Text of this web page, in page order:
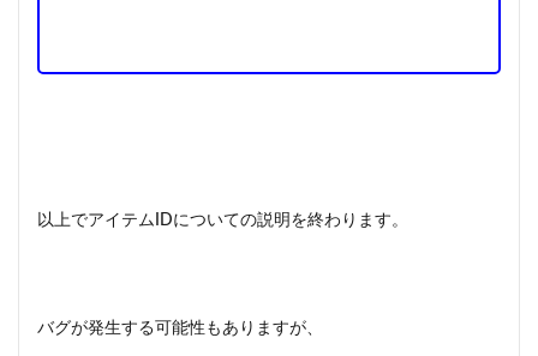
以上でアイテムIDについての説明を終わります。
バグが発生する可能性もありますが、